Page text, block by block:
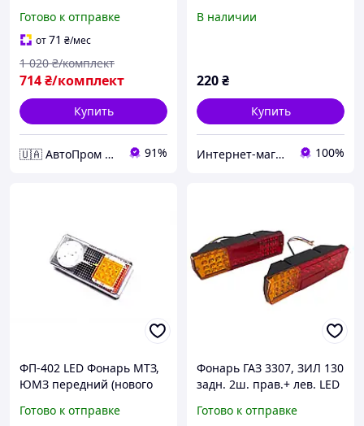
(Дорожная карта,
Харьков)
Готово к отправке
от71 ₴/мес
714₴/комплект
1 020 ₴/комплект
Купить
🇺🇦 АвтоПром 🇺🇦 91%
В наличии
220₴
Купить
Интернет-магазин Автозапчасти 100%
ФП-402 LED Фонарь МТЗ,
ЮМЗ передний (нового
Готово к отправке
Фонарь ГАЗ 3307, ЗИЛ 130
задн. 2ш. прав.+ лев. LED
Готово к отправке